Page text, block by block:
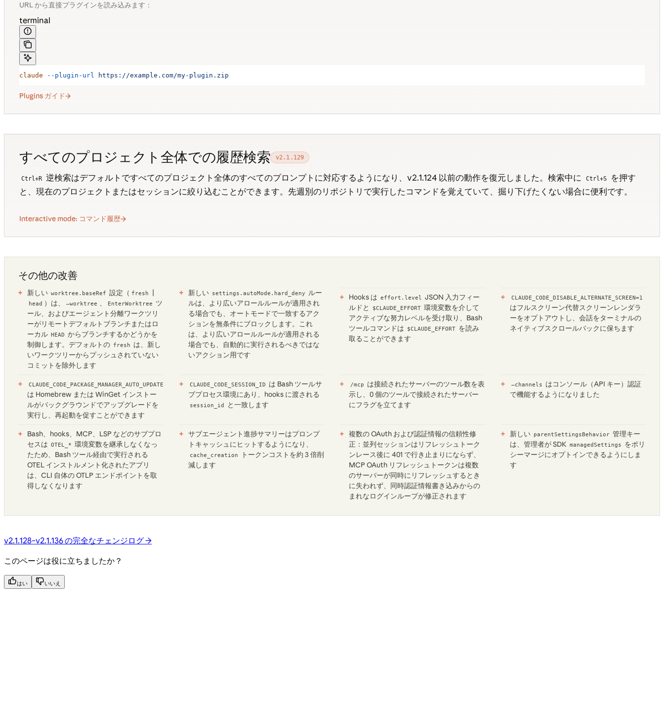
URL から直接プラグインを読み込みます：
terminal
claude --plugin-url https://example.com/my-plugin.zip
Plugins ガイド
すべてのプロジェクト全体での履歴検索 v2.1.129
Ctrl+R 逆検索はデフォルトですべてのプロジェクト全体のすべてのプロンプトに対応するようになり、v2.1.124 以前の動作を復元しました。検索中に Ctrl+S
を押す
と、現在のプロジェクトまたはセッションに絞り込むことができます。先週別のリポジトリで実行したコマンドを覚えていて、掘り下げたくない場合に便利です。
Interactive mode: コマンド履歴
その他の改善
新しい worktree.baseRef 設定（ fresh |
head ）は、 —worktree 、 EnterWorktree
ツ
ール、およびエージェント分離ワークツリ
ーがリモートデフォルトブランチまたはロ
ーカル HEAD からブランチするかどうかを
制御します。デフォルトの fresh
は、新し
いワークツリーからプッシュされていない
コミットを除外します
新しい settings.autoMode.hard_deny
ルー
ルは、より広いアロールルールが適用され
る場合でも、オートモードで一致するアク
ションを無条件にブロックします。これ
は、より広いアロールルールが適用される
場合でも、自動的に実行されるべきではな
いアクション用です
Hooks は effort.level
JSON 入力フィー
ルドと
$CLAUDE_EFFORT 環境変数を介して
アクティブな努力レベルを受け取り、Bash
ツールコマンドは
$CLAUDE_EFFORT を読み
取ることができます
CLAUDE_CODE_DISABLE_ALTERNATE_SCREEN=1
はフルスクリーン代替スクリーンレンダラ
ーをオプトアウトし、会話をターミナルの
ネイティブスクロールバックに保ちます
CLAUDE_CODE_PACKAGE_MANAGER_AUTO_UPDATE
は Homebrew または WinGet インストー
ルがバックグラウンドでアップグレードを
実行し、再起動を促すことができます
CLAUDE_CODE_SESSION_ID
は Bash ツールサ
ブプロセス環境にあり、hooks に渡される
session_id と一致します
/mcp
は接続されたサーバーのツール数を表
示し、0 個のツールで接続されたサーバー
にフラグを立てます
—channels
はコンソール（API キー）認証
で機能するようになりました
Bash、hooks、MCP、LSP などのサブプロ
セスは OTEL_* 環境変数を継承しなくなっ
たため、Bash ツール経由で実行される
OTEL インストルメント化されたアプリ
は、CLI 自体の OTLP エンドポイントを取
得しなくなります
サブエージェント進捗サマリーはプロンプ
トキャッシュにヒットするようになり、
cache_creation
トークンコストを約 3 倍削
減します
複数の OAuth および認証情報の信頼性修
正：並列セッションはリフレッシュトーク
ンレース後に 401 で行き止まりにならず、
MCP OAuth リフレッシュトークンは複数
のサーバーが同時にリフレッシュするとき
に失われず、同時認証情報書き込みからの
まれなログインループが修正されます
新しい parentSettingsBehavior 管理キー
は、管理者が SDK managedSettings
をポリ
シーマージにオプトインできるようにしま
す
v2.1.128–v2.1.136 の完全なチェンジログ →
このページは役に立ちましたか？
はい いいえ